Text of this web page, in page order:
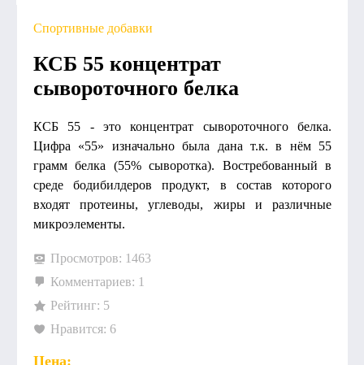
Спортивные добавки
КСБ 55 концентрат
сывороточного белка
КСБ 55 - это концентрат сывороточного белка.
Цифра «55» изначально была дана т.к. в нём 55
грамм белка (55% сыворотка). Востребованный в
среде бодибилдеров продукт, в состав которого
входят протеины, углеводы, жиры и различные
микроэлементы.
Просмотров: 1463
Комментариев: 1
Рейтинг: 5
Нравится: 6
Цена: